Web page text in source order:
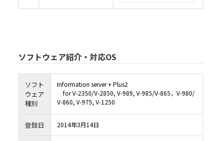
保証するものではなく、村田機械は、本ソフトウェアの機能、性能及び品質がお客様
適合することを、明示たると黙示たるとを問わず、何らの保証も致しません。
施すよう努力するものとします。
6.4 村田機械及び村田機械のライセンサーは、本ソフトウェアの利用に関し、お客様
断による損害、企業情報の損失、本製品及び本製品と直接又は間接に接続された機器
じた場合でも、一切その責任を負いません。但し、当該損害が村田機械若しくは村田
ンサーの故意又は重大な過失により生じた場合は、この限りではありません。
6.5 村田機械及び村田機械のライセンサーは、本ソフトウェアに関し、第三者の特許
の他の知的財産権に対する侵害がないことを保証するものではなく、お客様が本ソフ
し、第三者から知的財産権侵害の主張（警告、訴訟提起を含む）を受けた場合におい
の責任を負いません。但し、村田機械及び／又は村田機械のライセンサーが、本ソフ
様が本ソフトウェアをダウンロードした時点）において、第三者の知的財産権の侵害
場合は、この限りではありません。
6.6 6.4項但書、6.5項但書又は法令により村田機械及び村田機械のライセンサーが損
ソフトウェア紹介・対応OS
ソフト
ウェア
種別
Information server + Plus2
for V-2350/V-2850, V-989, V-985/V-865，V-980/
V-860, V-975, V-1250
登録日 2014年3月14日